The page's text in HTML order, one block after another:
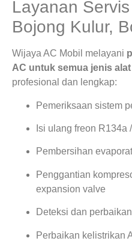
Layanan
Bojong Kulur,
Wijaya AC Mobil melayani
AC untuk semua jenis
profesional dan lengkap:
Pemeriksaan sistem
Isi ulang freon R134a
Pembersihan
Penggantian
expansion valve
Deteksi dan
Perbaikan kelistrikan